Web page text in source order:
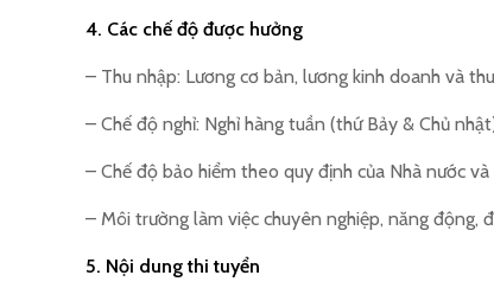
4. Các chế độ được hưởng
– Thu nhập: Lương cơ bản, lương kinh doanh và
– Chế độ nghỉ: Nghỉ hàng tuần (thứ Bảy & Chủ
– Chế độ bảo hiểm theo quy định của Nhà nước
– Môi trường làm việc chuyên nghiệp, năng động,
5. Nội dung thi tuyển